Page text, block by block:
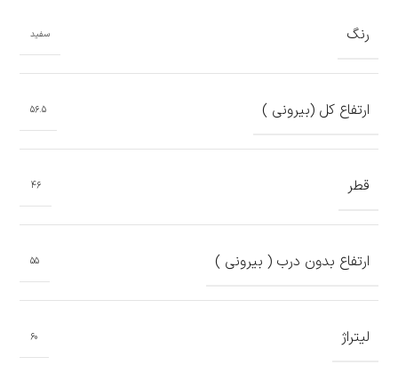
رنگ سفید
ارتفاع کل (بیرونی ) 56.5
قطر 46
ارتفاع بدون درب ( بیرونی ) 55
لیتراژ 60